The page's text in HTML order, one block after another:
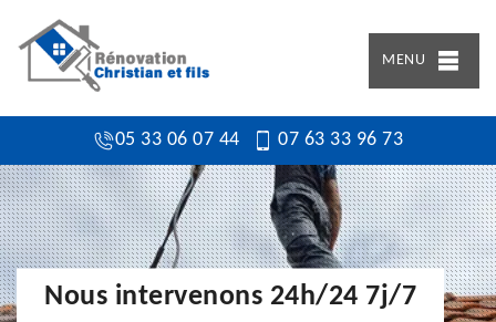
MENU
05 33 06 07 44 07 63 33 96 73
Nous intervenons 24h/24 7j/7